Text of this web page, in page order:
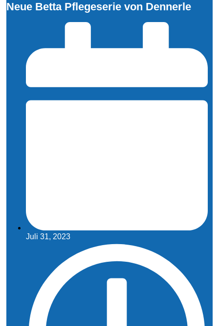
Neue Betta Pflegeserie von Dennerle
Juli 31, 2023